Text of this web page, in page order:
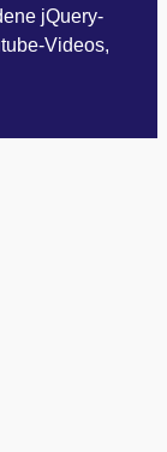
jQuery-
Videos,